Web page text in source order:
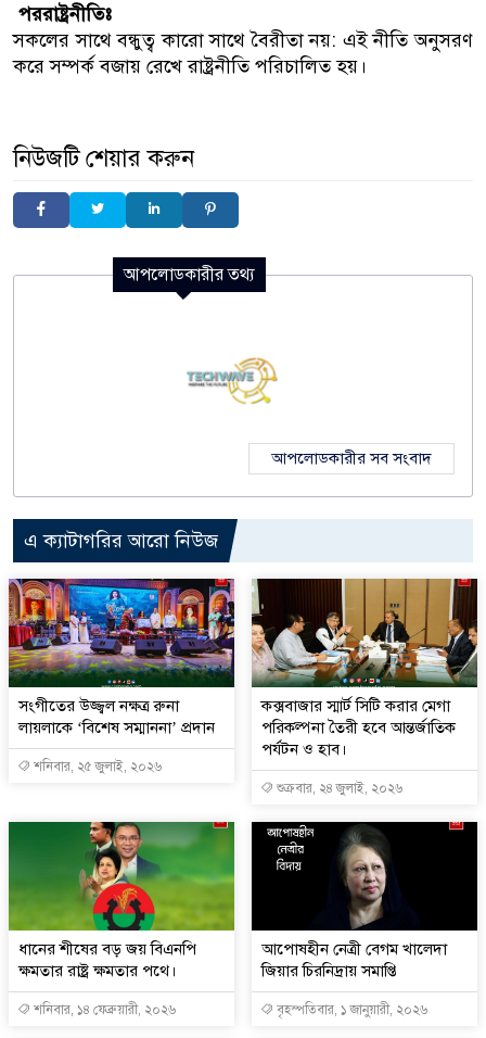
পররাষ্ট্রনীতিঃ
সকলের সাথে বন্ধুত্ব কারো সাথে বৈরীতা নয়: এই নীতি অনুসরণ
করে সম্পর্ক বজায় রেখে রাষ্ট্রনীতি পরিচালিত হয়।
নিউজটি শেয়ার করুন
আপলোডকারীর তথ্য
আপলোডকারীর সব সংবাদ
এ ক্যাটাগরির আরো নিউজ
সংগীতের উজ্জ্বল নক্ষত্র রুনা
লায়লাকে ‘বিশেষ সম্মাননা’ প্রদান
শনিবার, ২৫ জুলাই, ২০২৬
কক্সবাজার স্মার্ট সিটি করার মেগা
পরিকল্পনা তৈরী হবে আন্তর্জাতিক
পর্যটন ও হাব।
শুক্রবার, ২৪ জুলাই, ২০২৬
ধানের শীষের বড় জয় বিএনপি
ক্ষমতার রাষ্ট্র ক্ষমতার পথে।
শনিবার, ১৪ ফেব্রুয়ারী, ২০২৬
আপোষহীন নেত্রী বেগম খালেদা
জিয়ার চিরনিদ্রায় সমাপ্তি
বৃহস্পতিবার, ১ জানুয়ারী, ২০২৬